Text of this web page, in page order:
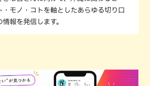
・モノ・コトを軸としたあらゆる切り口
情報を発信します。